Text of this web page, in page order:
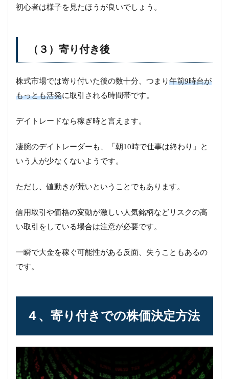
初心者は様子を見たほうが良いでしょう。
（３）寄り付き後
株式市場では寄り付いた後の数十分、つまり午前9時台が
もっとも活発に取引される時間帯です。
デイトレードなら稼ぎ時と言えます。
凄腕のデイトレーダーも、「朝10時で仕事は終わり」と
いう人が少なくないようです。
ただし、値動きが荒いということでもあります。
信用取引や価格の変動が激しい人気銘柄などリスクの高
い取引をしている場合は注意が必要です。
一瞬で大金を稼ぐ可能性がある反面、失うこともあるの
です。
４、寄り付きでの株価決定方法